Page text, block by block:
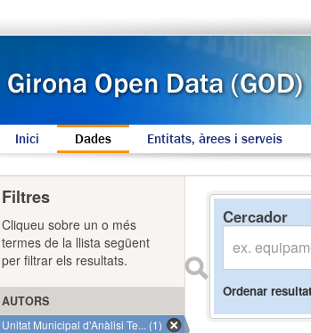
Inici Dades Entitats, àrees i serveis
Cercador
Ordenar
Filtres
Cliqueu sobre un o més
termes de la llista següent
per filtrar els resultats.
AUTORS
Unitat Municipal d'Anàlisi Te... (1)